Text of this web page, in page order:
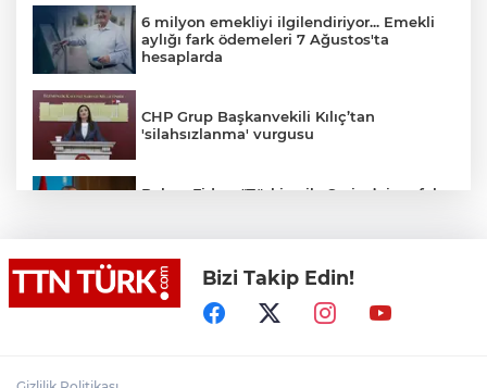
6 milyon emekliyi ilgilendiriyor... Emekli
aylığı fark ödemeleri 7 Ağustos'ta
hesaplarda
CHP Grup Başkanvekili Kılıç’tan
'silahsızlanma' vurgusu
Bakan Fidan: "Türkiye ile Suriye’nin refah
Bakan Gürlek: "(Behçet Oktay’ın ölümü)
Karanlık bir nokta kalmayacak, suçlu
varsa da bunu çıkartmak devletin görevi"
Bizi Takip Edin!